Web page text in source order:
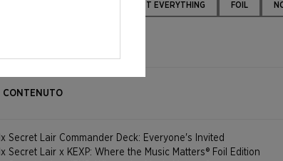
ALMOST EVERYTHING FOIL
CONTENUTO
1x Secret Lair Commander Deck: Everyone's Invited
1x Secret Lair x KEXP: Where the Music Matters® Foil Edition